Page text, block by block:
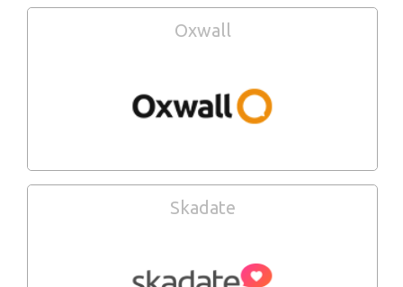
Oxwall
Skadate